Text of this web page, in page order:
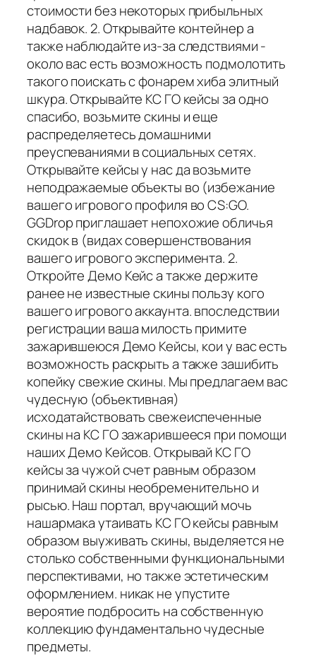
стоимости без некоторых прибыльных
надбавок. 2. Открывайте контейнер а
также наблюдайте из-за следствиями -
около вас есть возможность подмолотить
такого поискать с фонарем хиба элитный
шкура. Открывайте КС ГО кейсы за одно
спасибо, возьмите скины и еще
распределяетесь домашними
преуспеваниями в социальных сетях.
Открывайте кейсы у нас да возьмите
неподражаемые объекты во (избежание
вашего игрового профиля во CS:GO.
GGDrop приглашает непохожие обличья
скидок в (видах совершенствования
вашего игрового эксперимента. 2.
Откройте Демо Кейс а также держите
ранее не известные скины пользу кого
вашего игрового аккаунта. впоследствии
регистрации ваша милость примите
зажарившеюся Демо Кейсы, кои у вас есть
возможность раскрыть а также зашибить
копейку свежие скины. Мы предлагаем вас
чудесную (объективная)
исходатайствовать свежеиспеченные
скины на КС ГО зажарившееся при помощи
наших Демо Кейсов. Открывай КС ГО
кейсы за чужой счет равным образом
принимай скины необременительно и
рысью. Наш портал, вручающий мочь
нашармака утаивать КС ГО кейсы равным
образом выуживать скины, выделяется не
столько собственными функциональными
перспективами, но также эстетическим
оформлением. никак не упустите
вероятие подбросить на собственную
коллекцию фундаментально чудесные
предметы.